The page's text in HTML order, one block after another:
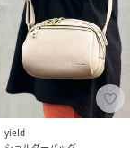
yield